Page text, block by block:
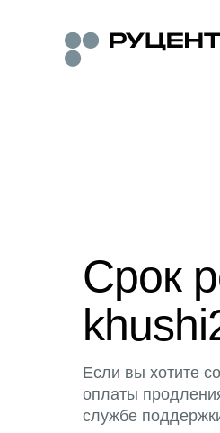
Срок
Если вы хотите
оплаты
службе